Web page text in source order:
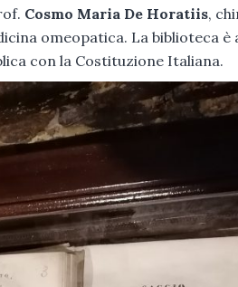
Cosmo Maria De Horatiis,
omeopatica. La biblioteca
con la Costituzione Italiana.